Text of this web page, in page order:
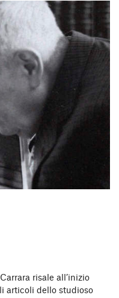
risale all’inizio
articoli dello studioso